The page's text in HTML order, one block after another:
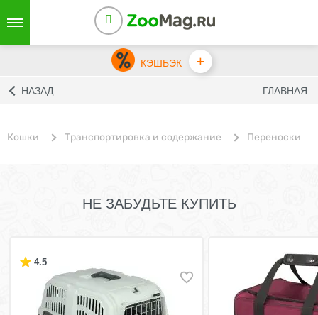
КЭШБЭК +
НАЗАД ГЛАВНАЯ
Кошки Транспортировка и содержание Переноски
НЕ ЗАБУДЬТЕ КУПИТЬ
4.5